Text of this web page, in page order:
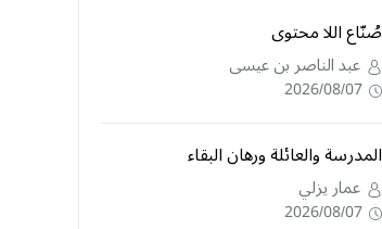
صُنّاع اللا محتوى
عبد الناصر بن عيسى
2026/08/07
المدرسة والعائلة ورهان البقاء
عمار يزلي
2026/08/07